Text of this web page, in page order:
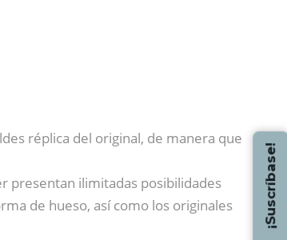
réplica del original, de manera que
presentan ilimitadas posibilidades
de hueso, así como los originales
¡Suscríbase!